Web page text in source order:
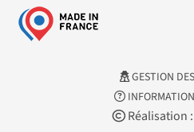
GESTION
Réalisation :